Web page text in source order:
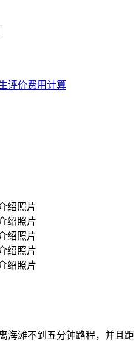
评价费用计算
海滩不到五分钟路程，并且距